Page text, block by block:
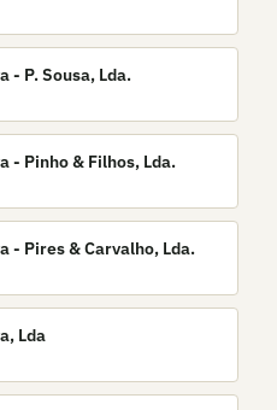
- P. Sousa, Lda.
- Pinho & Filhos, Lda.
- Pires & Carvalho, Lda.
Lda